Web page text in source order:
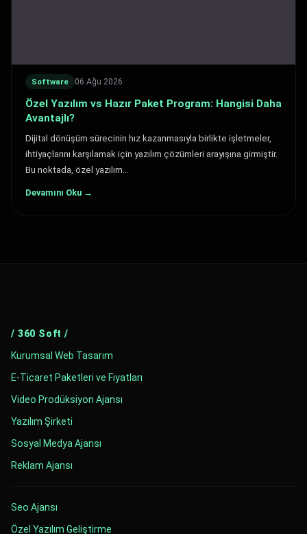
Software 06 Ağu 2026
Özel Yazılım vs Hazır Paket Program: Hangisi Daha
Avantajlı?
Dijital dönüşüm sürecinin hız kazanmasıyla birlikte işletmeler,
ihtiyaçlarını karşılamak için yazılım çözümleri arayışına girmiştir.
Bu noktada, özel yazılım…
Devamını Oku →
/ 360 Soft /
Kurumsal Web Tasarım
E-Ticaret Paketleri ve Fiyatları
Video Prodüksiyon Ajansı
Yazılım Şirketi
Sosyal Medya Ajansı
Reklam Ajansı
Seo Ajansı
Özel Yazılım Geliştirme